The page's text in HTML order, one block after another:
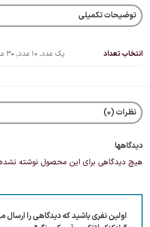
توضیحات تکمیلی
انتخاب تعداد یک عدد, 10 عدد, 30 عدد
نظرات (0)
دیدگاهها
هیچ دیدگاهی برای این محصول نوشته
اولین نفری باشید که دیدگاهی را ارسال